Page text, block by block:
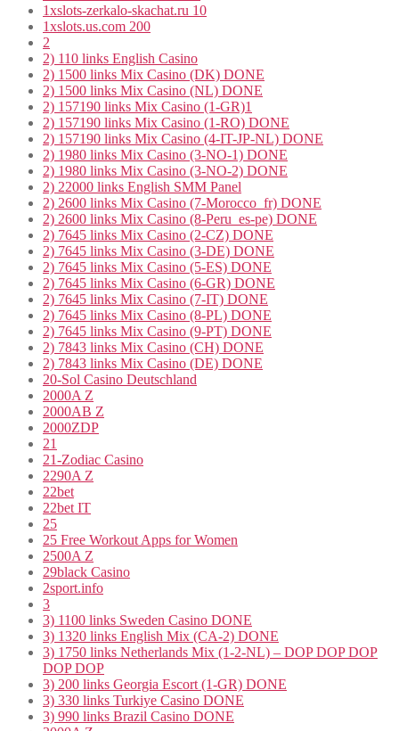
1xslots-zerkalo-skachat.ru 10
1xslots.us.com 200
2
2) 110 links English Casino
2) 1500 links Mix Casino (DK) DONE
2) 1500 links Mix Casino (NL) DONE
2) 157190 links Mix Casino (1-GR)1
2) 157190 links Mix Casino (1-RO) DONE
2) 157190 links Mix Casino (4-IT-JP-NL) DONE
2) 1980 links Mix Casino (3-NO-1) DONE
2) 1980 links Mix Casino (3-NO-2) DONE
2) 22000 links English SMM Panel
2) 2600 links Mix Casino (7-Morocco_fr) DONE
2) 2600 links Mix Casino (8-Peru_es-pe) DONE
2) 7645 links Mix Casino (2-CZ) DONE
2) 7645 links Mix Casino (3-DE) DONE
2) 7645 links Mix Casino (5-ES) DONE
2) 7645 links Mix Casino (6-GR) DONE
2) 7645 links Mix Casino (7-IT) DONE
2) 7645 links Mix Casino (8-PL) DONE
2) 7645 links Mix Casino (9-PT) DONE
2) 7843 links Mix Casino (CH) DONE
2) 7843 links Mix Casino (DE) DONE
20-Sol Casino Deutschland
2000A Z
2000AB Z
2000ZDP
21
21-Zodiac Casino
2290A Z
22bet
22bet IT
25
25 Free Workout Apps for Women
2500A Z
29black Casino
2sport.info
3
3) 1100 links Sweden Casino DONE
3) 1320 links English Mix (CA-2) DONE
3) 1750 links Netherlands Mix (1-2-NL) – DOP DOP DOP
DOP DOP
3) 200 links Georgia Escort (1-GR) DONE
3) 330 links Turkiye Casino DONE
3) 990 links Brazil Casino DONE